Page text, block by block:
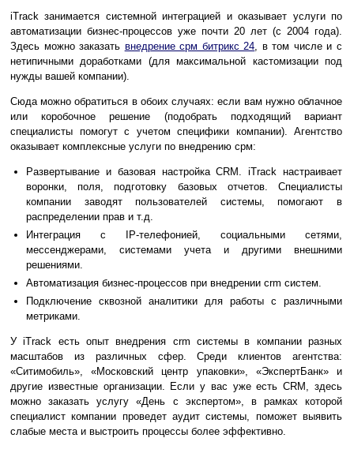
iTrack занимается системной интеграцией и оказывает услуги по
автоматизации бизнес-процессов уже почти 20 лет (с 2004 года).
Здесь можно заказать внедрение срм битрикс 24 , в том числе и с
нетипичными доработками (для максимальной кастомизации под
нужды вашей компании).
Сюда можно обратиться в обоих случаях: если вам нужно облачное
или коробочное решение (подобрать подходящий вариант
специалисты помогут с учетом специфики компании). Агентство
оказывает комплексные услуги по внедрению срм:
Развертывание и базовая настройка CRM. iTrack настраивает
воронки, поля, подготовку базовых отчетов. Специалисты
компании заводят пользователей системы, помогают в
распределении прав и т.д.
Интеграция с IP-телефонией, социальными сетями,
мессенджерами, системами учета и другими внешними
решениями.
Автоматизация бизнес-процессов при внедрении crm систем.
Подключение сквозной аналитики для работы с различными
метриками.
У iTrack есть опыт внедрения crm системы в компании разных
масштабов из различных сфер. Среди клиентов агентства:
«Ситимобиль», «Московский центр упаковки», «ЭкспертБанк» и
другие известные организации. Если у вас уже есть CRM, здесь
можно заказать услугу «День с экспертом», в рамках которой
специалист компании проведет аудит системы, поможет выявить
слабые места и выстроить процессы более эффективно.